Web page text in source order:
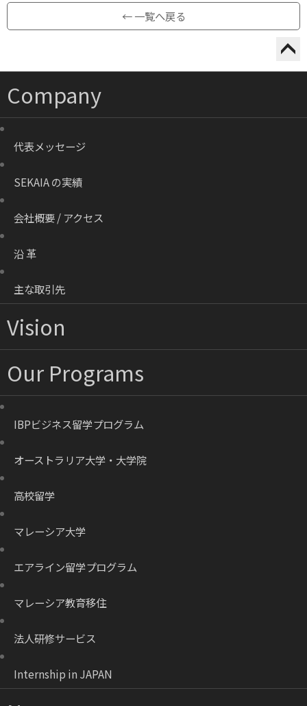
← 一覧へ戻る
Company
代表メッセージ
SEKAIA の実績
会社概要 / アクセス
沿 革
主な取引先
Vision
Our Programs
IBPビジネス留学プログラム
オーストラリア大学・大学院
高校留学
マレーシア大学
エアライン留学プログラム
マレーシア教育移住
法人研修サービス
Internship in JAPAN